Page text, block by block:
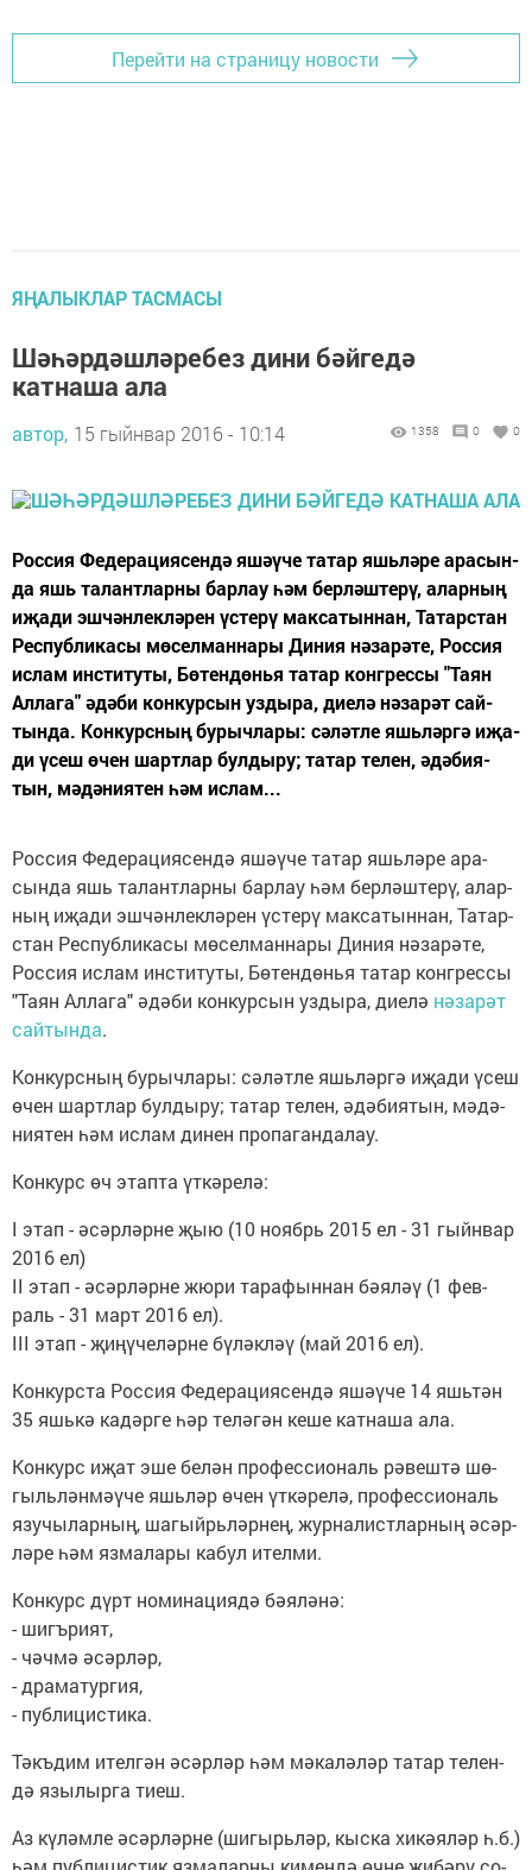
Перейти на страницу новости
ЯҢАЛЫКЛАР ТАСМАСЫ
Шәһәрдәшләребез дини бәйгедә
катнаша ала
автор, 15 гыйнвар 2016 - 10:14 1358 0 0
Рос­сия Фе­де­ра­ци­я­сен­дә яшә­ү­че та­тар яшь­лә­ре ара­сын­
да яшь та­лант­лар­ны бар­лау һәм бер­ләш­те­рү, алар­ның
иҗа­ди эш­чән­лек­лә­рен үс­те­рү мак­са­тын­нан, Та­тар­стан
Рес­пуб­ли­ка­сы мө­сел­ман­на­ры Ди­ния нә­за­рә­те, Рос­сия
ис­лам ин­с­ти­ту­ты, Бө­тен­дөнья та­тар кон­грес­сы "Та­ян
Ал­ла­га" әдә­би кон­кур­сын уз­ды­ра, ди­е­лә нә­за­рәт сай­
тын­да. Кон­курс­ның бу­рыч­ла­ры: сә­ләт­ле яшь­ләр­гә иҗа­
ди үсеш өчен шарт­лар бул­ды­ру; та­тар те­лен, әдә­би­я­
тын, мә­дә­ни­я­тен һәм ис­лам...
Рос­сия Фе­де­ра­ци­я­сен­дә яшә­ү­че та­тар яшь­лә­ре ара­
сын­да яшь та­лант­лар­ны бар­лау һәм бер­ләш­те­рү, алар­
ның иҗа­ди эш­чән­лек­лә­рен үс­те­рү мак­са­тын­нан, Та­тар­
стан Рес­пуб­ли­ка­сы мө­сел­ман­на­ры Ди­ния нә­за­рә­те,
Рос­сия ис­лам ин­с­ти­ту­ты, Бө­тен­дөнья та­тар кон­грес­сы
"Та­ян Ал­ла­га" әдә­би кон­кур­сын уз­ды­ра, ди­е­лә нә­за­рәт
сай­тын­да.
Кон­курс­ның бу­рыч­ла­ры: сә­ләт­ле яшь­ләр­гә иҗа­ди үсеш
өчен шарт­лар бул­ды­ру; та­тар те­лен, әдә­би­я­тын, мә­дә­
ни­я­тен һәм ис­лам ди­нен про­па­ган­да­лау.
Кон­курс өч этап­та үт­кә­ре­лә:
I этап - әсәр­ләр­не җыю (10 но­ябрь 2015 ел - 31 гыйн­вар
2016 ел)
II этап - әсәр­ләр­не жю­ри та­ра­фын­нан бә­я­ләү (1 фев­
раль - 31 март 2016 ел).
III этап - җи­ңү­че­ләр­не бү­ләк­ләү (май 2016 ел).
Кон­кур­ста Рос­сия Фе­де­ра­ци­я­сен­дә яшә­ү­че 14 яшь­тән
35 яшь­кә ка­дәр­ге һәр те­лә­гән ке­ше кат­на­ша ала.
Кон­курс иҗат эше бе­лән про­фес­си­о­наль рә­веш­тә шө­
гыль­лән­мә­ү­че яшь­ләр өчен үт­кә­ре­лә, про­фес­си­о­наль
язу­чы­лар­ның, ша­гыйрь­ләр­нең, жур­на­лист­лар­ның әсәр­
лә­ре һәм яз­ма­ла­ры ка­бул ител­ми.
Кон­курс дүрт но­ми­на­ци­я­дә бә­я­лә­нә:
- шигъ­ри­ят,
- чәч­мә әсәр­ләр,
- дра­ма­тур­гия,
- пуб­ли­цис­ти­ка.
Тәкъ­дим ител­гән әсәр­ләр һәм мә­ка­лә­ләр та­тар те­лен­
дә язы­лыр­га ти­еш.
Аз кү­ләм­ле әсәр­ләр­не (ши­гырь­ләр, кыс­ка хи­кә­я­ләр һ.б.)